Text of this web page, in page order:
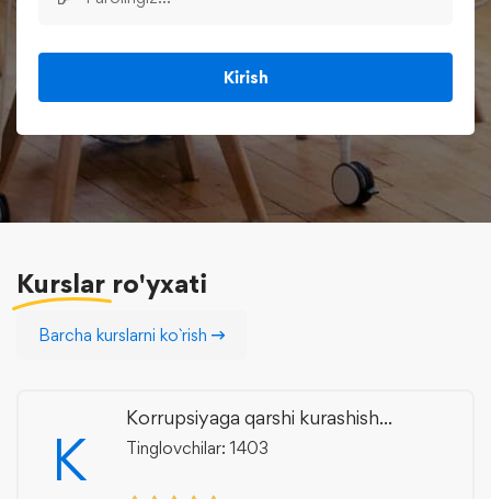
Kirish
Kurslar ro'yxati
Barcha kurslarni ko`rish
K
Korrupsiyaga qarshi kurashish...
Tinglovchilar: 1403